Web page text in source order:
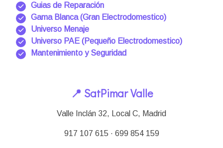
Guias de Reparación
Gama Blanca (Gran Electrodomestico)
Universo Menaje
Universo PAE (Pequeño Electrodomestico)
Mantenimiento y Seguridad
📍 SatPimar Valle
Valle Inclán 32, Local C, Madrid
917 107 615 · 699 854 159